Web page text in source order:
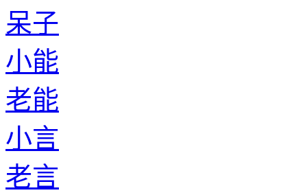
呆子
小能
老能
小言
老言